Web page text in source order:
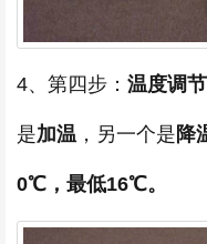
4、第四步： 温度调节
是加温 ，另一个是 降
0℃，最低16℃。